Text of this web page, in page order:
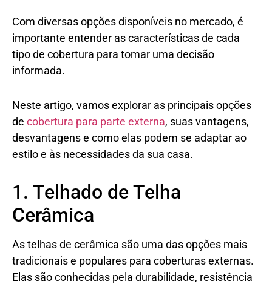
Com diversas opções disponíveis no mercado, é
importante entender as características de cada
tipo de cobertura para tomar uma decisão
informada.
Neste artigo, vamos explorar as principais opções
de cobertura para parte externa, suas vantagens,
desvantagens e como elas podem se adaptar ao
estilo e às necessidades da sua casa.
1. Telhado de Telha
Cerâmica
As telhas de cerâmica são uma das opções mais
tradicionais e populares para coberturas externas.
Elas são conhecidas pela durabilidade, resistência